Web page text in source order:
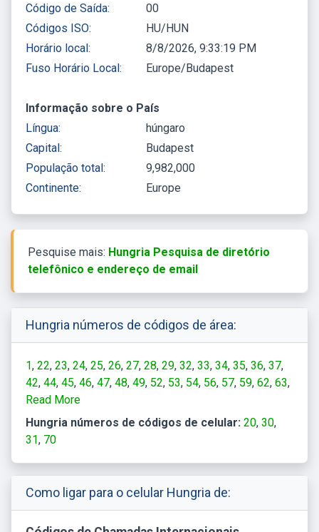
Código de Saída:
00
Códigos ISO:
HU/HUN
Horário local:
8/8/2026, 9:33:19 PM
Fuso Horário Local:
Europe/Budapest
Informação sobre o País
Língua:
húngaro
Capital:
Budapest
População total:
9,982,000
Continente:
Europe
Pesquise mais: Hungria Pesquisa de diretório
telefônico e endereço de email
Hungria números de códigos de área:
1 22 23 24 25 26 27 28 29 32 33 34 35 36 37
42 44 45 46 47 48 49 52 53 54 56 57 59 62 63
66 68 69 72
87
92 94 96
Read More
Hungria números de códigos de celular: 20 30
31 70
Como ligar para o celular Hungria de: